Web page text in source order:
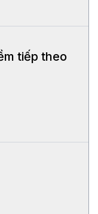
tiếp theo